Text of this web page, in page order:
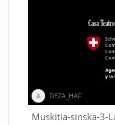
DEZA_HAF
01:32:24 duration